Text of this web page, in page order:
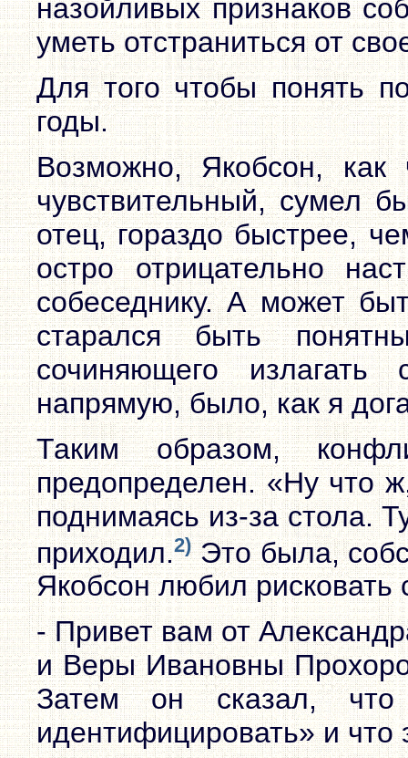
назойливых признаков
уметь отстраниться от
Для того чтобы понять
годы.
Возможно, Якобсон, как
чувствительный, сумел
отец, гораздо быстрее,
остро отрицательно
собеседнику. А может
старался быть
сочиняющего излагать
напрямую, было, как я
Таким образом,
предопределен. «Ну что
поднимаясь из-за стола.
приходил.2)Это была,
Якобсон любил рисковать
- Привет вам от
и Веры Ивановны
Затем он сказал,
идентифицировать» и что